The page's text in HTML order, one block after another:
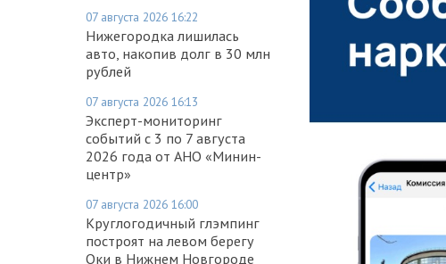
07 августа 2026 16:22
Нижегородка лишилась
авто, накопив долг в 30 млн
рублей
07 августа 2026 16:13
Эксперт-мониторинг
событий с 3 по 7 августа
2026 года от АНО «Минин-
центр»
07 августа 2026 16:00
Круглогодичный глэмпинг
построят на левом берегу
Оки в Нижнем Новгороде